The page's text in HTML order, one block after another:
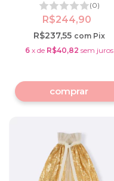
(0)
R$244,90
R$237,55 com Pix
6 x de R$40,82 sem juros